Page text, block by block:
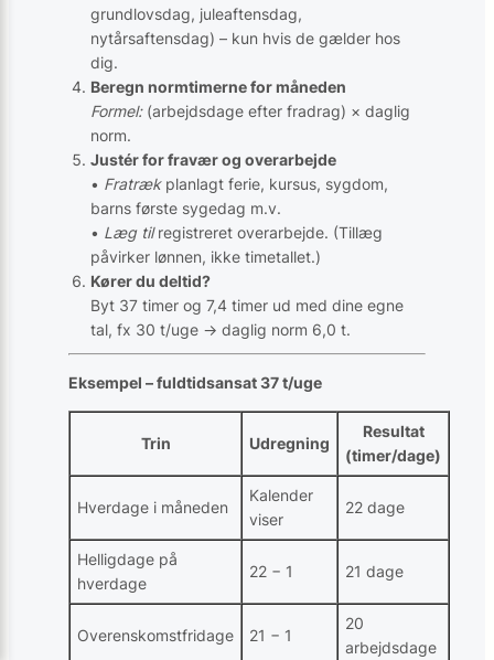
grundlovsdag, juleaftensdag,
nytårsaftensdag) – kun hvis de gælder hos
dig.
Beregn normtimerne for måneden
Formel:(arbejdsdage efter fradrag) × daglig
norm.
Justér for fravær og overarbejde
• Fratrækplanlagt ferie, kursus, sygdom,
barns første sygedag m.v.
• Læg tilregistreret overarbejde. (Tillæg
påvirker lønnen, ikke timetallet.)
Kører du deltid?
Byt 37 timer og 7,4 timer ud med dine egne
tal, fx 30 t/uge → daglig norm 6,0 t.
Eksempel – fuldtidsansat 37 t/uge
Trin Udregning
Resultat
(timer/dage)
Hverdage i måneden
Kalender
viser
22 dage
Helligdage på
hverdage
22 − 1 21 dage
Overenskomstfridage 21 − 1
20
arbejdsdage